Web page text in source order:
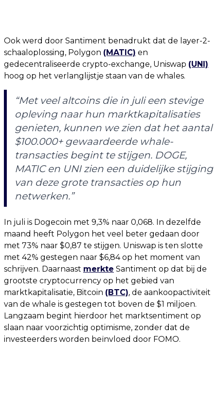
Ook werd door Santiment benadrukt dat de layer-2-
schaaloplossing, Polygon (MATIC) en
gedecentraliseerde crypto-exchange, Uniswap (UNI)
hoog op het verlanglijstje staan van de whales.
“Met veel altcoins die in juli een stevige
opleving naar hun marktkapitalisaties
genieten, kunnen we zien dat het aantal
$100.000+ gewaardeerde whale-
transacties begint te stijgen. DOGE,
MATIC en UNI zien een duidelijke stijging
van deze grote transacties op hun
netwerken.”
In juli is Dogecoin met 9,3% naar 0,068. In dezelfde
maand heeft Polygon het veel beter gedaan door
met 73% naar $0,87 te stijgen. Uniswap is ten slotte
met 42% gestegen naar $6,84 op het moment van
schrijven. Daarnaast merkte Santiment op dat bij de
grootste cryptocurrency op het gebied van
marktkapitalisatie, Bitcoin (BTC), de aankoopactiviteit
van de whale is gestegen tot boven de $1 miljoen.
Langzaam begint hierdoor het marktsentiment op
slaan naar voorzichtig optimisme, zonder dat de
investeerders worden beïnvloed door FOMO.